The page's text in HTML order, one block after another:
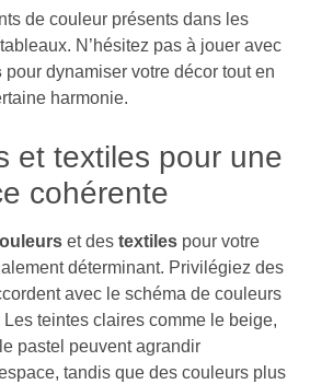
de couleur présents dans les
N’hésitez pas à jouer avec
pour dynamiser votre décor tout en
harmonie.
et textiles pour une
cohérente
et des textiles pour votre
déterminant. Privilégiez des
avec le schéma de couleurs
teintes claires comme le beige,
pastel peuvent agrandir
tandis que des couleurs plus